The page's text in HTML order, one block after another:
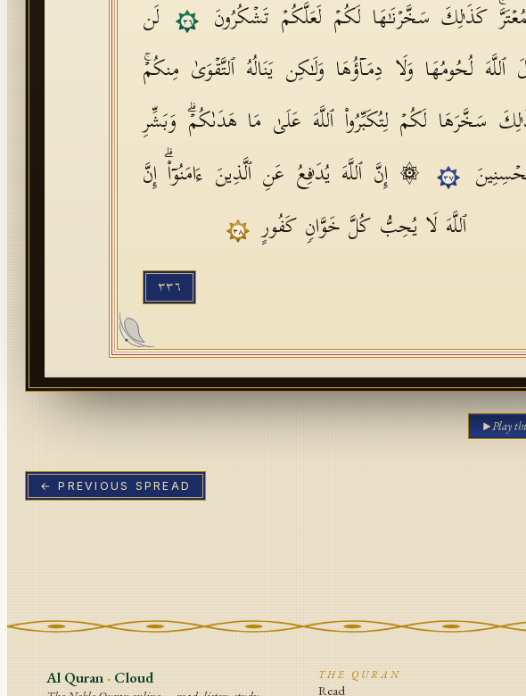
كَذَ ٰ⁠لِكَ سَخَّرۡنَـٰهَا لَكُمۡ لَعَلَّكُمۡ تَشۡكُرُونَ
٣٦
لَن
ٱللَّهَ لُحُومُهَا وَلَا دِمَاۤؤُهَا وَلَـٰكِن یَنَالُهُ ٱلتَّقۡوَىٰ مِنكُمۡۚ
سَخَّرَهَا لَكُمۡ لِتُكَبِّرُوا۟ ٱللَّهَ عَلَىٰ مَا هَدَىٰكُمۡۗ وَبَشِّرِ
٣٧
۞ إِنَّ ٱللَّهَ یُدَ ٰ⁠فِعُ عَنِ ٱلَّذِینَ ءَامَنُوۤا۟ۗ إِنَّ
ٱللَّهَ لَا یُحِبُّ كُلَّ خَوَّانࣲ كَفُورٍ
٣٨
٣٣٦
Play
← PREVIOUS SPREAD
Al Quran · Cloud THE QURAN
Read